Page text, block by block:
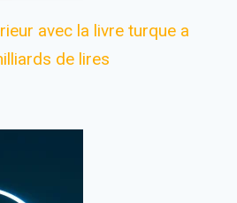
avec la livre turque a
de lires